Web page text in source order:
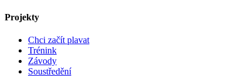
Projekty
Chci začít plavat
Trénink
Závody
Soustředění